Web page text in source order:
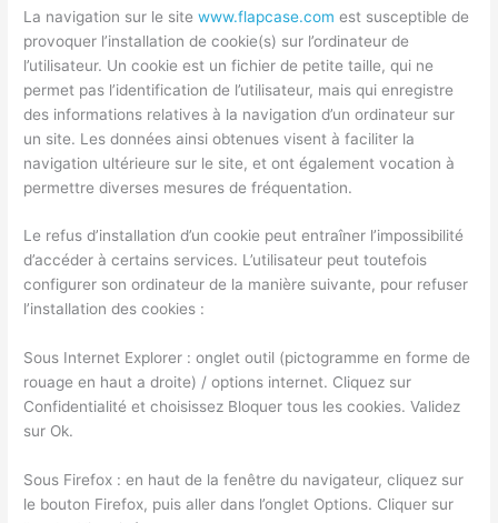
La navigation sur le sitewww.flapcase.com est susceptible de
provoquer l’installation de cookie(s) sur l’ordinateur de
l’utilisateur. Un cookie est un fichier de petite taille, qui ne
permet pas l’identification de l’utilisateur, mais qui enregistre
des informations relatives à la navigation d’un ordinateur sur
un site. Les données ainsi obtenues visent à faciliter la
navigation ultérieure sur le site, et ont également vocation à
permettre diverses mesures de fréquentation.
Le refus d’installation d’un cookie peut entraîner l’impossibilité
d’accéder à certains services. L’utilisateur peut toutefois
configurer son ordinateur de la manière suivante, pour refuser
l’installation des cookies :
Sous Internet Explorer : onglet outil (pictogramme en forme de
rouage en haut a droite) / options internet. Cliquez sur
Confidentialité et choisissez Bloquer tous les cookies. Validez
sur Ok.
Sous Firefox : en haut de la fenêtre du navigateur, cliquez sur
le bouton Firefox, puis aller dans l’onglet Options. Cliquer sur